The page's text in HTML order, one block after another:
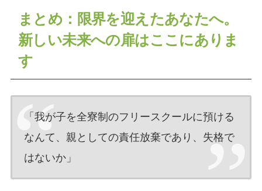
まとめ：限界を迎えたあなたへ。
新しい未来への扉はここにありま
す
「我が子を全寮制のフリースクールに預ける
なんて、親としての責任放棄であり、失格で
はないか」